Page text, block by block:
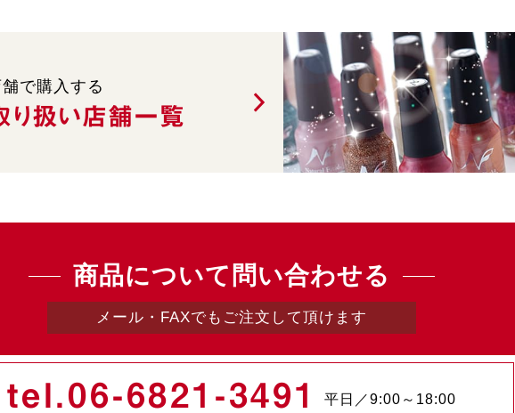
で購入する
り扱い店舗一覧
商品について問い合わせる
メール・FAXでもご注文して頂けます
tel.06-6821-3491 平日／9:00～18:00